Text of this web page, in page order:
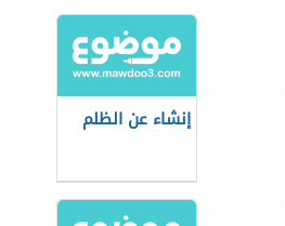
إنشاء عن الظلم